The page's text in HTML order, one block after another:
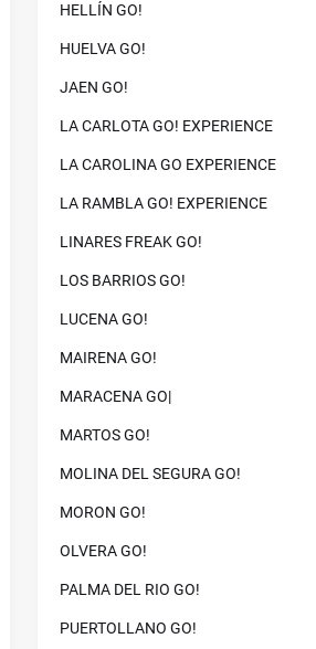
HELLÍN GO!
HUELVA GO!
JAEN GO!
LA CARLOTA GO! EXPERIENCE
LA CAROLINA GO EXPERIENCE
LA RAMBLA GO! EXPERIENCE
LINARES FREAK GO!
LOS BARRIOS GO!
LUCENA GO!
MAIRENA GO!
MARACENA GO|
MARTOS GO!
MOLINA DEL SEGURA GO!
MORON GO!
OLVERA GO!
PALMA DEL RIO GO!
PUERTOLLANO GO!